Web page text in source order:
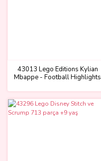
43013 Lego Editions Kylian
Mbappe - Football Highlights